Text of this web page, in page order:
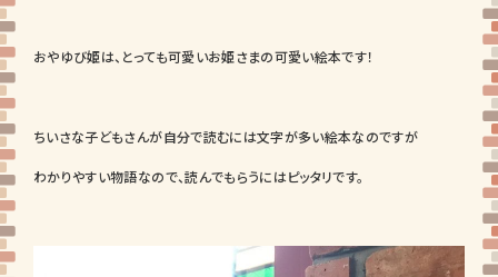
おやゆび姫は、とっても可愛いお姫さまの可愛い絵本です！
ちいさな子どもさんが自分で読むには文字が多い絵本なのですが
わかりやすい物語なので、読んでもらうにはピッタリです。